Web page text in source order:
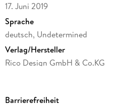
17. Juni 2019
Sprache
deutsch, Undetermined
Verlag/Hersteller
Rico Design GmbH & Co.KG
Barrierefreiheit